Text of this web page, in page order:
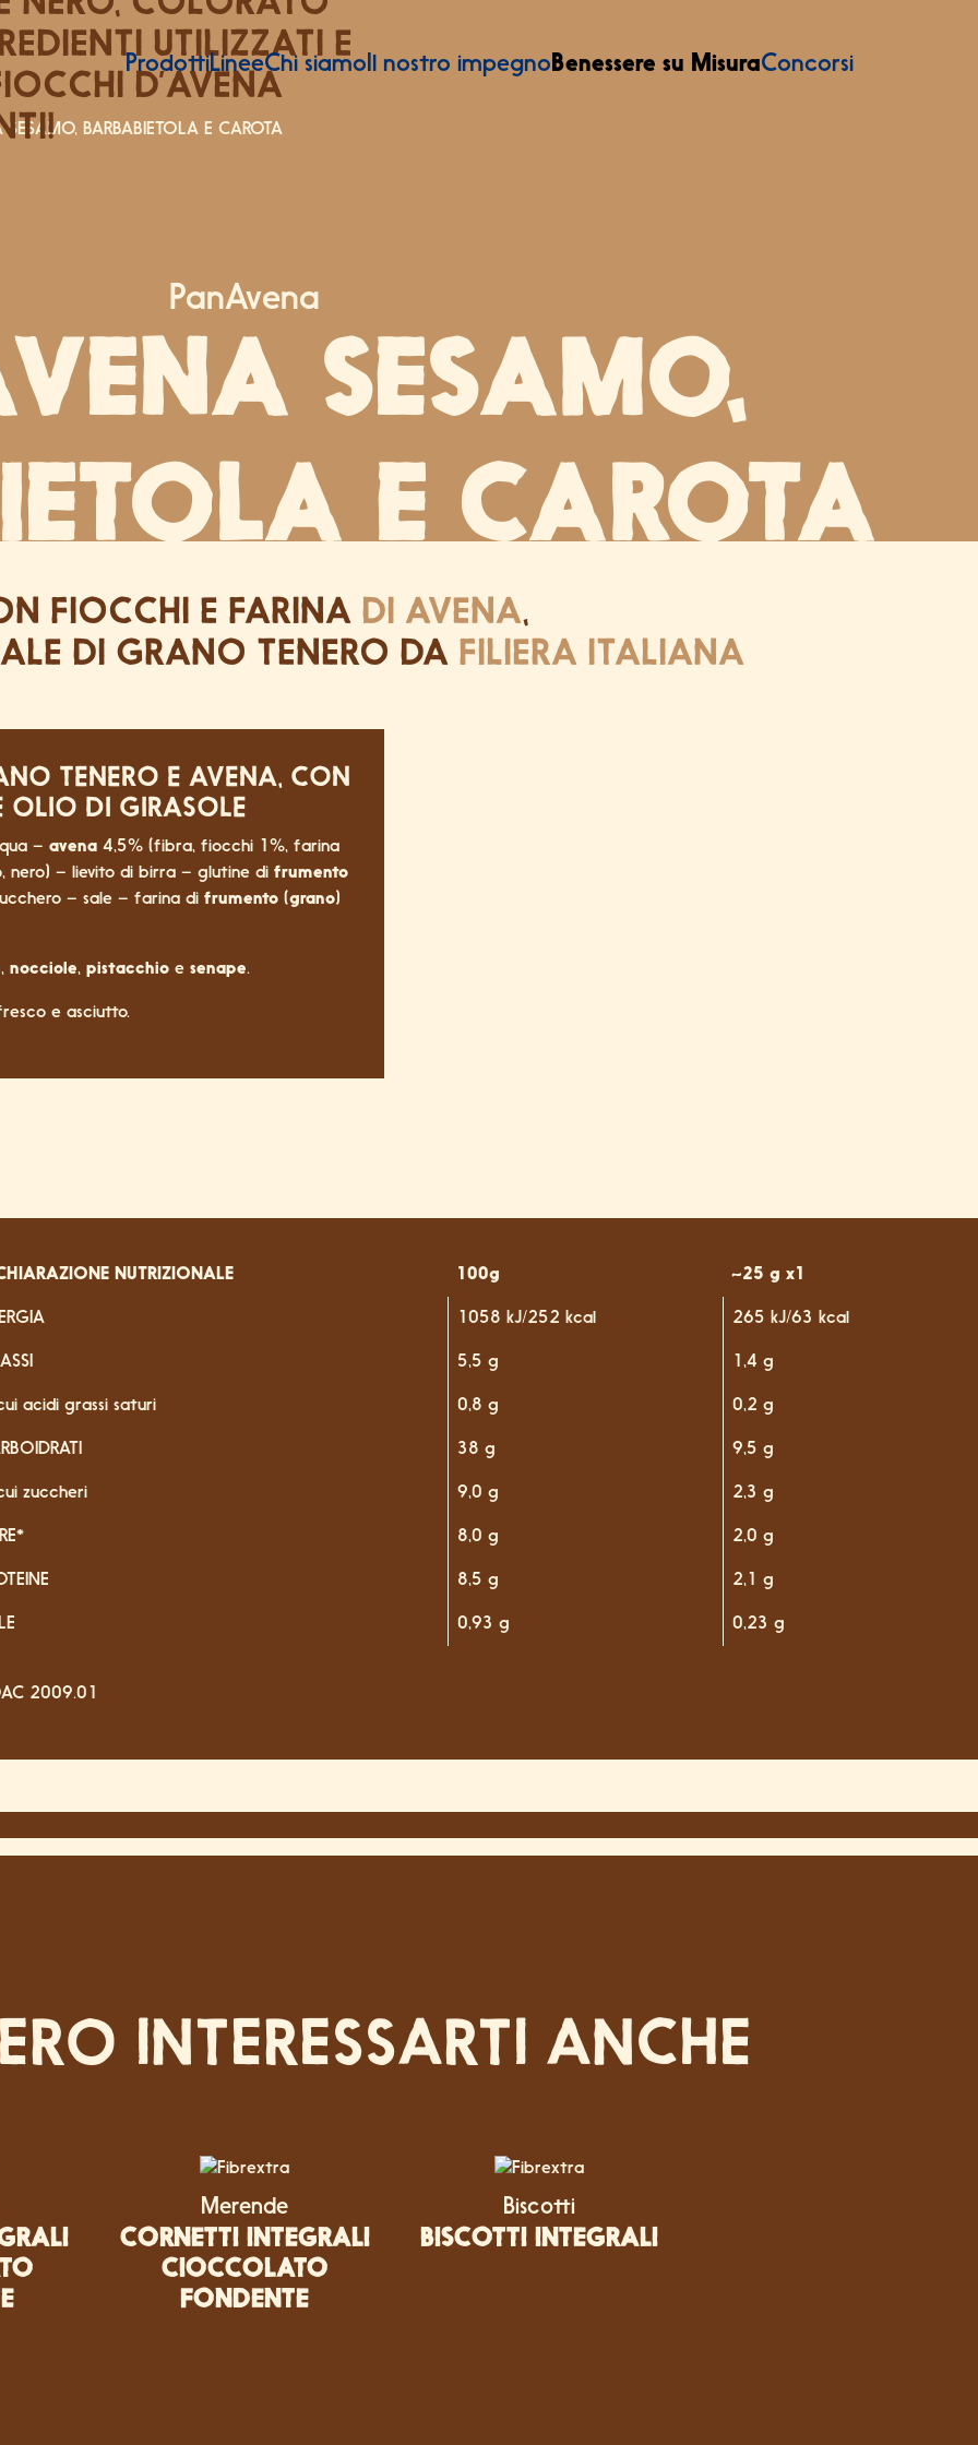
ProdottiLineeChi siamoIl nostro impegnoBenessere su MisuraConcorsi
SESAMO, BARBABIETOLA E CAROTA
PanAvena
SESAMO,
E CAROTA
UTILIZZATI E
D’AVENA
E CEREALI
FIOCCHI E FARINA DI AVENA,
DI GRANO TENERO DA FILIERA ITALIANA
TENERO E AVENA, CON
OLIO DI GIRASOLE
– avena 4,5% (fibra, fiocchi 1%, farina
nero) – lievito di birra – glutine di frumento
– sale – farina di frumento (grano)
, nocciole, pistacchio e senape.
e asciutto.
NUTRIZIONALE 100g ~25 g x1
1058 kJ/252 kcal 265 kJ/63 kcal
5,5 g 1,4 g
acidi grassi saturi 0,8 g 0,2 g
38 g 9,5 g
zuccheri 9,0 g 2,3 g
8,0 g 2,0 g
8,5 g 2,1 g
0,93 g 0,23 g
2009.01
INTERESSARTI ANCHE
Merende
CORNETTI INTEGRALI
CIOCCOLATO
FONDENTE
Biscotti
BISCOTTI INTEGRALI